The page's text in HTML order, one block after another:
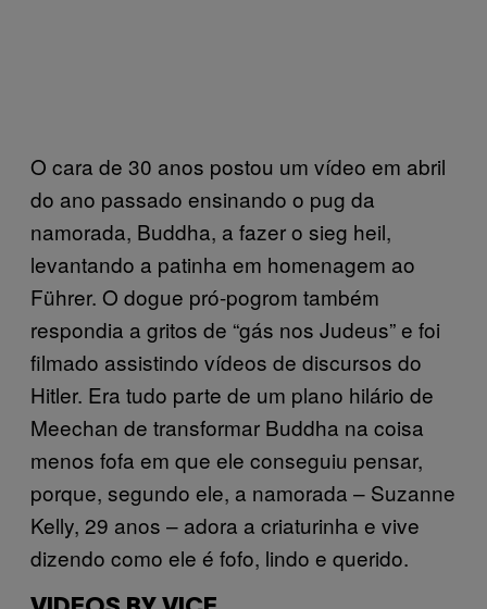
O cara de 30 anos postou um vídeo em abril
do ano passado ensinando o pug da
namorada, Buddha, a fazer o sieg heil,
levantando a patinha em homenagem ao
Führer. O dogue pró-pogrom também
respondia a gritos de “gás nos Judeus” e foi
filmado assistindo vídeos de discursos do
Hitler. Era tudo parte de um plano hilário de
Meechan de transformar Buddha na coisa
menos fofa em que ele conseguiu pensar,
porque, segundo ele, a namorada – Suzanne
Kelly, 29 anos – adora a criaturinha e vive
dizendo como ele é fofo, lindo e querido.